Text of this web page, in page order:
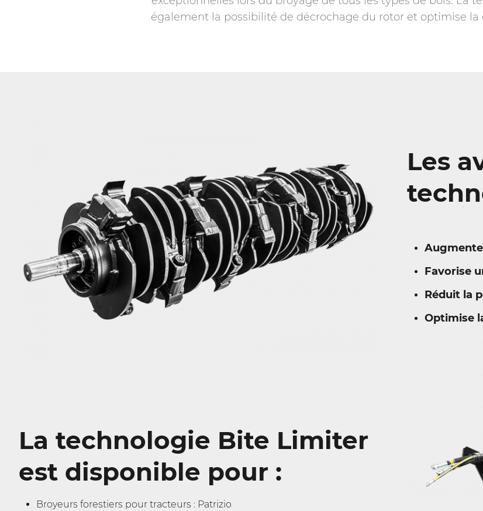
également la possibilité de décrochage du rotor et optimise
Les
Favorise
Réduit la
Optimise
La technologie Bite Limiter
est disponible pour :
Broyeurs forestiers pour tracteurs : Patrizio